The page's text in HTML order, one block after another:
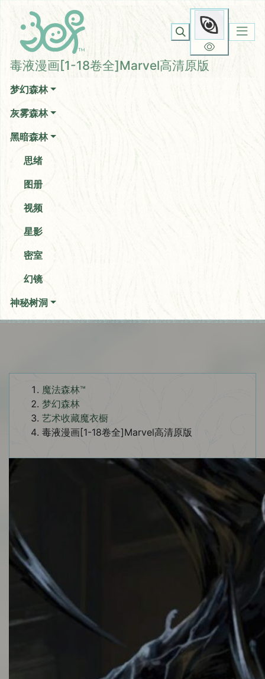
毒液漫画[1-18卷全]Marvel高清原版
梦幻森林
灰雾森林
黑暗森林
思绪
图册
视频
星影
密室
幻镜
神秘树洞
魔法森林™
梦幻森林
艺术收藏魔衣橱
毒液漫画[1-18卷全]Marvel高清原版
毒液漫画[1-18卷全]Marvel
高清原版